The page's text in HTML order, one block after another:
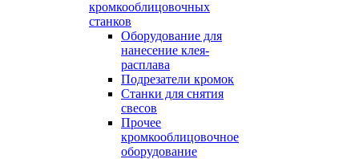
кромкооблицовочных
станков
Оборудование для
нанесение клея-
расплава
Подрезатели кромок
Станки для снятия
свесов
Прочее
кромкооблицовочное
оборудование